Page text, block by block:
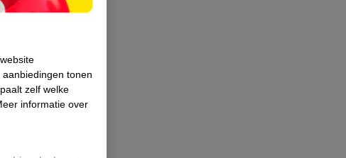
tonen
zelf welke
informatie over